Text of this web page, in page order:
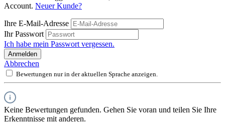
Account. Neuer Kunde?
Ihre E-Mail-Adresse
Ihr Passwort
Ich habe mein Passwort vergessen.
Anmelden
Abbrechen
Bewertungen nur in der aktuellen Sprache anzeigen.
Keine Bewertungen gefunden. Gehen Sie voran und teilen Sie Ihre
Erkenntnisse mit anderen.